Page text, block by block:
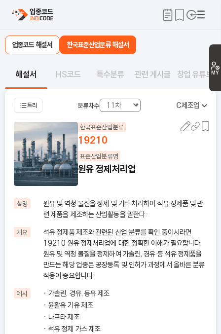
MY
업종코드 해설서 한국표준산업분류 해설서
해설서 HS코드 특수분류 관련 게시글 창업 유튜브
트리 분류차수 C제조업
한국표준산업분류
19210
표준산업분류명
원유 정제처리업
설명
원유 및 역청 물질을 정제 및 기타 처리하여 석유 정제품 및 관
련 제품을 제조하는 산업활동을 말한다·
개요
석유 정제품 제조와 관련된 산업 분류를 확인 중이시라면
19210 원유 정제처리업에 대한 정확한 이해가 필요합니다.
원유 및 역청 물질을 정제하여 가솔린, 경유 등 석유 정제품을
만드는 해당 업종은 공장등록 및 인허가 과정에서 올바른 분류
적용이 중요합니다.
예시
가솔린, 경유, 등유 제조
윤활유 기유 제조
나프타 제조
석유 정제 가스 제조